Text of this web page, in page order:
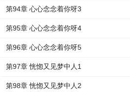
第94章 心心念念着你呀3
第95章 心心念念着你呀4
第96章 心心念念着你呀5
第97章 恍惚又见梦中人1
第98章 恍惚又见梦中人2